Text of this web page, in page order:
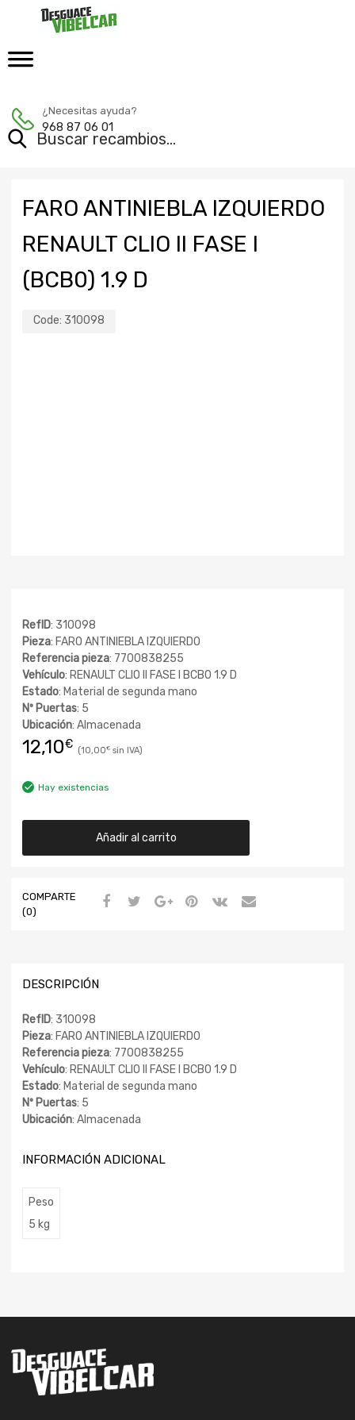
¿Necesitas ayuda?
968 87 06 01
FARO ANTINIEBLA IZQUIERDO
RENAULT CLIO II FASE I
(BCB0) 1.9 D
Code: 310098
RefID: 310098
Pieza: FARO ANTINIEBLA IZQUIERDO
Referencia pieza: 7700838255
Vehículo: RENAULT CLIO II FASE I BCB0 1.9 D
Estado: Material de segunda mano
Nº Puertas: 5
Ubicación: Almacenada
12,10€ 10,00€
Hay existencias
Añadir al carrito
COMPARTE
(0)
DESCRIPCIÓN
RefID: 310098
Pieza: FARO ANTINIEBLA IZQUIERDO
Referencia pieza: 7700838255
Vehículo: RENAULT CLIO II FASE I BCB0 1.9 D
Estado: Material de segunda mano
Nº Puertas: 5
Ubicación: Almacenada
INFORMACIÓN ADICIONAL
Peso
5 kg